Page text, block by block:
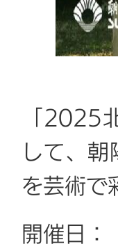
「2025
して、
を芸術で
開催日